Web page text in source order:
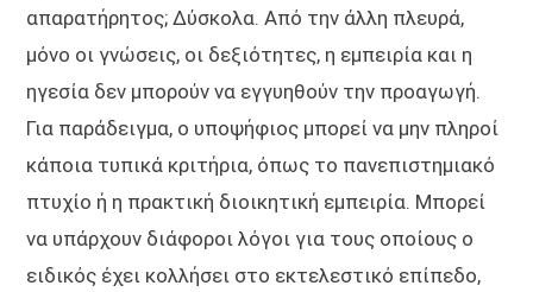
απαρατήρητος; Δύσκολα. Από την άλλη πλευρά,
μόνο οι γνώσεις, οι δεξιότητες, η εμπειρία και η
ηγεσία δεν μπορούν να εγγυηθούν την προαγωγή.
Για παράδειγμα, ο υποψήφιος μπορεί να μην πληροί
κάποια τυπικά κριτήρια, όπως το πανεπιστημιακό
πτυχίο ή η πρακτική διοικητική εμπειρία. Μπορεί
να υπάρχουν διάφοροι λόγοι για τους οποίους ο
ειδικός έχει κολλήσει στο εκτελεστικό επίπεδο,